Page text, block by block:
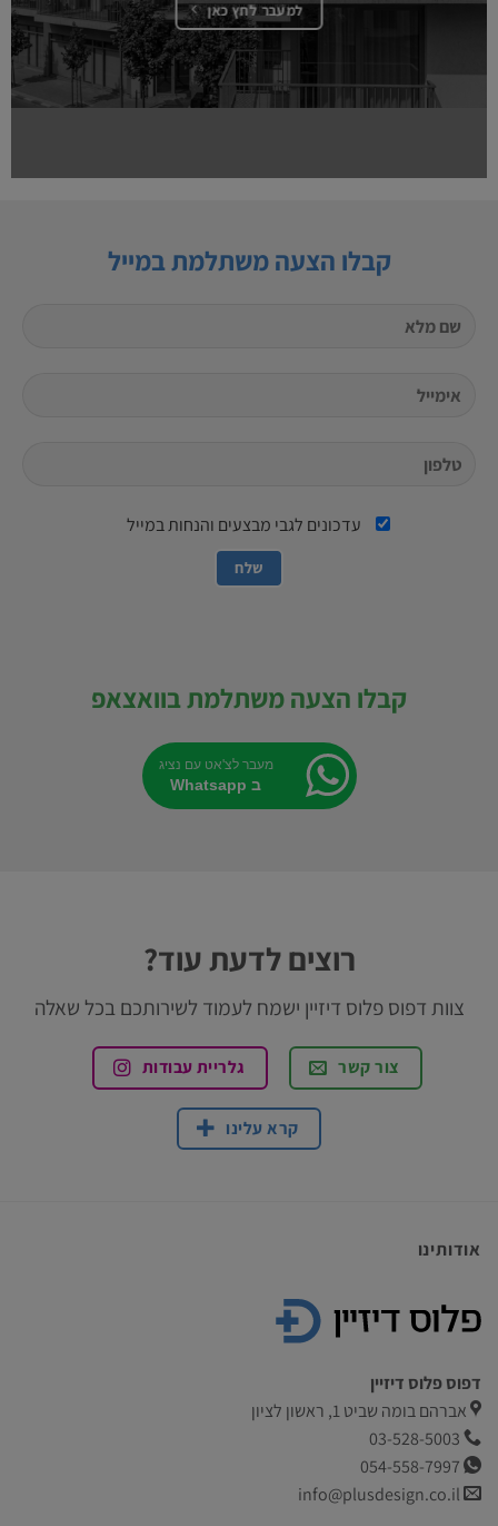
למעבר לחץ כאן
קבלו הצעה משתלמת במייל
עדכונים לגבי מבצעים והנחות במייל
קבלו הצעה משתלמת בוואצאפ
מעבר לצ'אט עם נציג
ב Whatsapp
רוצים לדעת עוד?
צוות דפוס פלוס דיזיין ישמח לעמוד לשירותכם בכל שאלה
צור קשר גלריית עבודות
קרא עלינו
אודותינו
דפוס פלוס דיזיין
אברהם בומה שביט 1, ראשון לציון